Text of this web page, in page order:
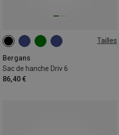
Tailles
Bergans
Sac de hanche Driv 6
86,40 €
6L